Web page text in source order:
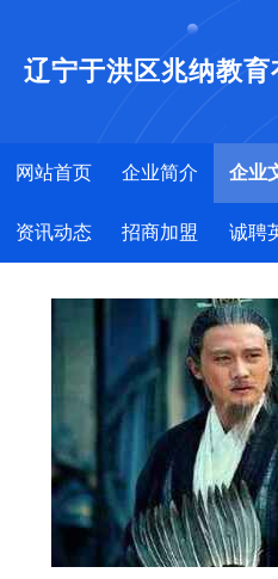
辽宁于洪区兆纳教育
网站首页 企业简介 企业
资讯动态 招商加盟 诚聘